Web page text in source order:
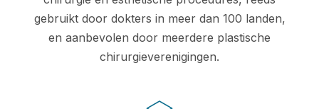
gebruikt door dokters in meer dan 100 landen,
en aanbevolen door meerdere plastische
chirurgieverenigingen.